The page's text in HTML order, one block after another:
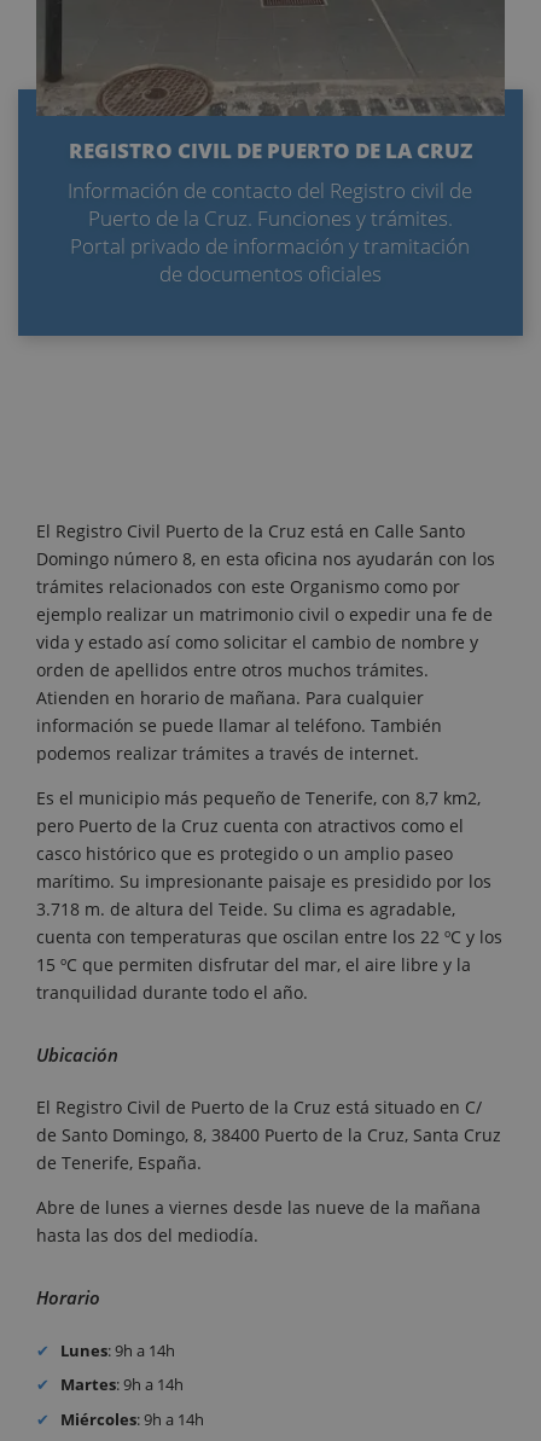
REGISTRO CIVIL DE PUERTO DE LA CRUZ
Información de contacto del Registro civil de
Puerto de la Cruz. Funciones y trámites.
Portal privado de información y tramitación
de documentos oficiales
El Registro Civil Puerto de la Cruz está en Calle Santo
Domingo número 8, en esta oficina nos ayudarán con los
trámites relacionados con este Organismo como por
ejemplo realizar un matrimonio civil o expedir una fe de
vida y estado así como solicitar el cambio de nombre y
orden de apellidos entre otros muchos trámites.
Atienden en horario de mañana. Para cualquier
información se puede llamar al teléfono. También
podemos realizar trámites a través de internet.
Es el municipio más pequeño de Tenerife, con 8,7 km2,
pero Puerto de la Cruz cuenta con atractivos como el
casco histórico que es protegido o un amplio paseo
marítimo. Su impresionante paisaje es presidido por los
3.718 m. de altura del Teide. Su clima es agradable,
cuenta con temperaturas que oscilan entre los 22 ºC y los
15 ºC que permiten disfrutar del mar, el aire libre y la
tranquilidad durante todo el año.
Ubicación
El Registro Civil de Puerto de la Cruz está situado en C/
de Santo Domingo, 8, 38400 Puerto de la Cruz, Santa Cruz
de Tenerife, España.
Abre de lunes a viernes desde las nueve de la mañana
hasta las dos del mediodía.
Horario
Lunes: 9h a 14h
Martes: 9h a 14h
Miércoles: 9h a 14h